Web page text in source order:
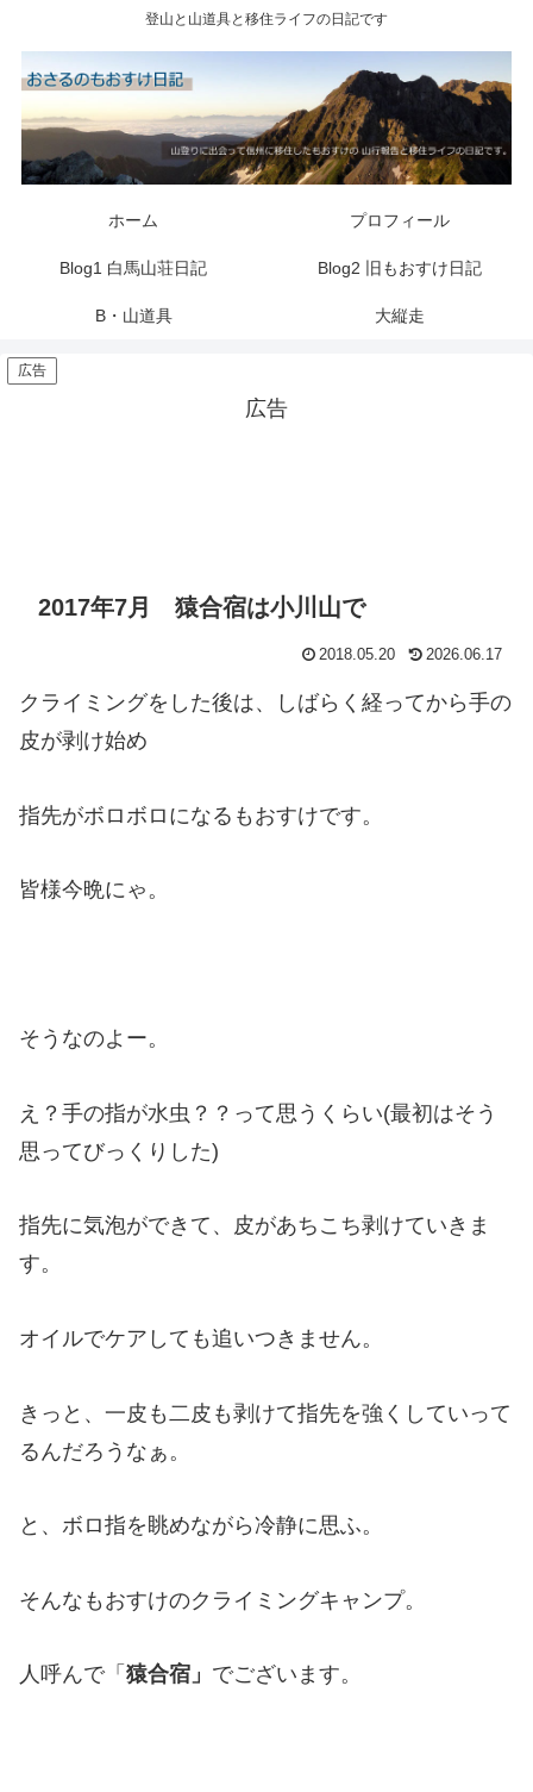
登山と山道具と移住ライフの日記です
ホーム プロフィール
Blog1 白馬山荘日記 Blog2 旧もおすけ日記
B・山道具 大縦走
広告
広告
2017年7月 猿合宿は小川山で
2018.05.20 2026.06.17
クライミングをした後は、しばらく経ってから手の
皮が剥け始め
指先がボロボロになるもおすけです。
皆様今晩にゃ。
そうなのよー。
え？手の指が水虫？？って思うくらい(最初はそう
思ってびっくりした)
指先に気泡ができて、皮があちこち剥けていきま
す。
オイルでケアしても追いつきません。
きっと、一皮も二皮も剥けて指先を強くしていって
るんだろうなぁ。
と、ボロ指を眺めながら冷静に思ふ。
そんなもおすけのクライミングキャンプ。
人呼んで「 猿合宿」 でございます。